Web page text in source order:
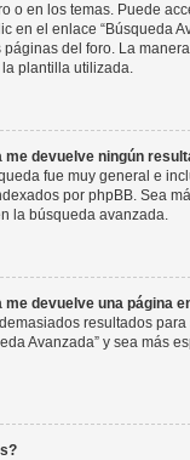
o en los temas. Puede
en el enlace “Búsqueda
del foro. La
plantilla utilizada.
me devuelve ningún
fue muy general e
por phpBB. Sea
la búsqueda avanzada.
me devuelve una página
resultados para
Avanzada” y sea más